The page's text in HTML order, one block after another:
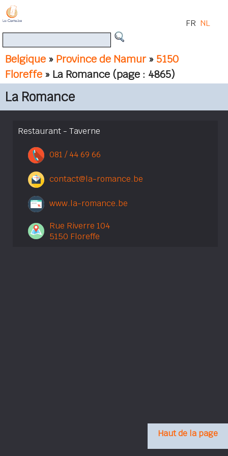
Belgique » Province de Namur» 5150
Floreffe » La Romance (page : 4865)
FR NL
La Romance
Restaurant - Taverne
081 / 44 69 66
contact@la-romance.be
www.la-romance.be
Rue Riverre 104
5150 Floreffe
Haut de la page